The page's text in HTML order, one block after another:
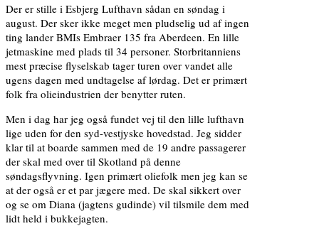
Der er stille i Esbjerg Lufthavn sådan en søndag i
august. Der sker ikke meget men pludselig ud af ingen
ting lander BMIs Embraer 135 fra Aberdeen. En lille
jetmaskine med plads til 34 personer. Storbritanniens
mest præcise flyselskab tager turen over vandet alle
ugens dagen med undtagelse af lørdag. Det er primært
folk fra olieindustrien der benytter ruten.
Men i dag har jeg også fundet vej til den lille lufthavn
lige uden for den syd-vestjyske hovedstad. Jeg sidder
klar til at boarde sammen med de 19 andre passagerer
der skal med over til Skotland på denne
søndagsflyvning. Igen primært oliefolk men jeg kan se
at der også er et par jægere med. De skal sikkert over
og se om Diana (jagtens gudinde) vil tilsmile dem med
lidt held i bukkejagten.